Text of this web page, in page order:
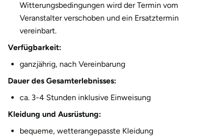
Witterungsbedingungen wird der Termin vom
Veranstalter verschoben und ein Ersatztermin
vereinbart.
Verfügbarkeit:
ganzjährig, nach Vereinbarung
Dauer des Gesamterlebnisses:
ca. 3-4 Stunden inklusive Einweisung
Kleidung und Ausrüstung:
bequeme, wetterangepasste Kleidung
Hannover
Haßfurt
Heidelberg
Heilbronn